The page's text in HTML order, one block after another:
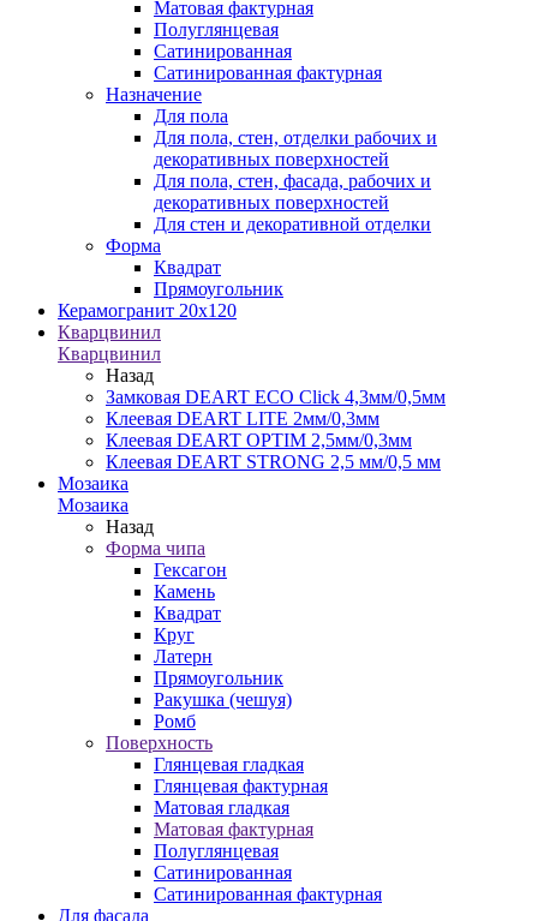
Матовая фактурная
Полуглянцевая
Сатинированная
Сатинированная фактурная
Назначение
Для пола
Для пола, стен, отделки рабочих и
декоративных поверхностей
Для пола, стен, фасада, рабочих и
декоративных поверхностей
Для стен и декоративной отделки
Форма
Квадрат
Прямоугольник
Керамогранит 20х120
Кварцвинил
Кварцвинил
Назад
Замковая DEART ECO Click 4,3мм/0,5мм
Клеевая DEART LITE 2мм/0,3мм
Клеевая DEART OPTIM 2,5мм/0,3мм
Клеевая DEART STRONG 2,5 мм/0,5 мм
Мозаика
Мозаика
Назад
Форма чипа
Гексагон
Камень
Квадрат
Круг
Латерн
Прямоугольник
Ракушка (чешуя)
Ромб
Поверхность
Глянцевая гладкая
Глянцевая фактурная
Матовая гладкая
Матовая фактурная
Полуглянцевая
Сатинированная
Сатинированная фактурная
Для фасада